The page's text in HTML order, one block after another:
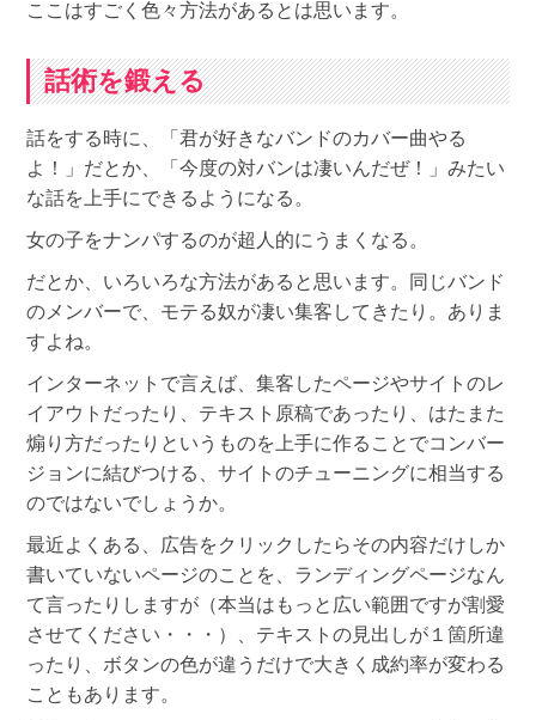
ここはすごく色々方法があるとは思います。
話術を鍛える
話をする時に、「君が好きなバンドのカバー曲やる
よ！」だとか、「今度の対バンは凄いんだぜ！」みたい
な話を上手にできるようになる。
女の子をナンパするのが超人的にうまくなる。
だとか、いろいろな方法があると思います。同じバンド
のメンバーで、モテる奴が凄い集客してきたり。ありま
すよね。
インターネットで言えば、集客したページやサイトのレ
イアウトだったり、テキスト原稿であったり、はたまた
煽り方だったりというものを上手に作ることでコンバー
ジョンに結びつける、サイトのチューニングに相当する
のではないでしょうか。
最近よくある、広告をクリックしたらその内容だけしか
書いていないページのことを、ランディングページなん
て言ったりしますが（本当はもっと広い範囲ですが割愛
させてください・・・）、テキストの見出しが１箇所違
ったり、ボタンの色が違うだけで大きく成約率が変わる
こともあります。